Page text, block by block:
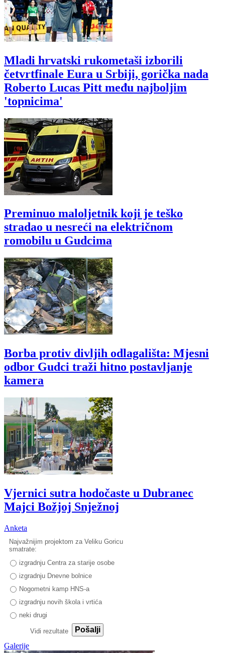
Mladi hrvatski rukometaši izborili
četvrtfinale Eura u Srbiji, gorička nada
Roberto Lucas Pitt među najboljim
'topnicima'
Preminuo maloljetnik koji je teško
stradao u nesreći na električnom
romobilu u Gudcima
Borba protiv divljih odlagališta: Mjesni
odbor Gudci traži hitno postavljanje
kamera
Vjernici sutra hodočaste u Dubranec
Majci Božjoj Snježnoj
Anketa
Najvažnijim projektom za Veliku Goricu
smatrate:
izgradnju Centra za starije osobe
izgradnju Dnevne bolnice
Nogometni kamp HNS-a
izgradnju novih škola i vrtića
neki drugi
Vidi rezultate
Pošalji
Galerije